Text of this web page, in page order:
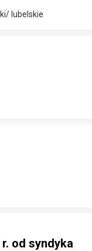
lubelskie
od syndyka